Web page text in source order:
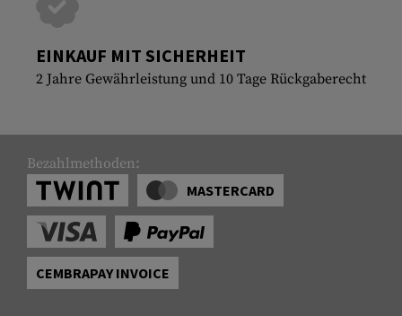
EINKAUF MIT SICHERHEIT
2 Jahre Gewährleistung und 10 Tage Rückgaberecht
Bezahlmethoden:
MASTERCARD
CEMBRAPAY INVOICE